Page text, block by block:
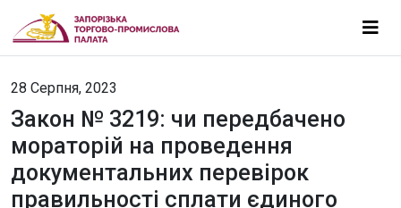
28 Серпня, 2023
Закон № 3219: чи передбачено
мораторій на проведення
документальних перевірок
правильності сплати єдиного